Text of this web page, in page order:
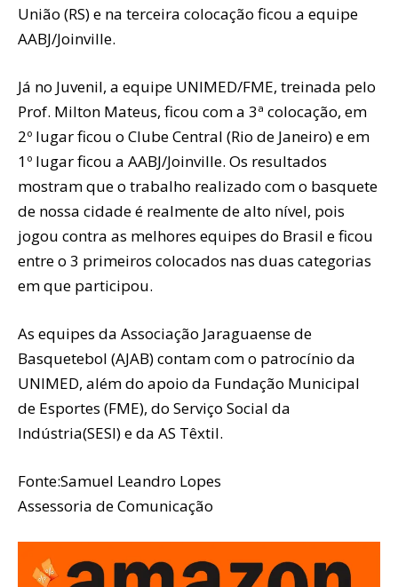
União (RS) e na terceira colocação ficou a equipe
AABJ/Joinville.
Já no Juvenil, a equipe UNIMED/FME, treinada pelo
Prof. Milton Mateus, ficou com a 3ª colocação, em
2º lugar ficou o Clube Central (Rio de Janeiro) e em
1º lugar ficou a AABJ/Joinville. Os resultados
mostram que o trabalho realizado com o basquete
de nossa cidade é realmente de alto nível, pois
jogou contra as melhores equipes do Brasil e ficou
entre o 3 primeiros colocados nas duas categorias
em que participou.
As equipes da Associação Jaraguaense de
Basquetebol (AJAB) contam com o patrocínio da
UNIMED, além do apoio da Fundação Municipal
de Esportes (FME), do Serviço Social da
Indústria(SESI) e da AS Têxtil.
Fonte:Samuel Leandro Lopes
Assessoria de Comunicação